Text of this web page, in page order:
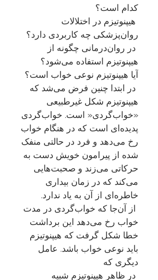
کدام است؟
هیپنوتیزم در اختلالات
روان‌پزشکی چه کاربردی دارد؟
در روان‌درمانی چگونه از
هیپنوتیزم استفاده می‌شود؟
آیا هیپنوتیزم نوعی خواب است؟
در ابتدا چنین فرض می‌شد که
هیپنوتیزم شکل غیرطبیعی
«خواب‌گردی« است. خواب‌گردی
پدیده‌ای است که در هنگام خواب
رخ می‌دهد و فرد در حالتی منفک
شده از پیرامون خویش دست به
حرکاتی می‌زند و صحبت‌هایی
می‌کند که در زمان بیداری
خاطره‌ای از آن به یاد ندارد.
از آن‌جا که خواب‌گردی در مدت
خواب رخ می‌دهد این برداشت
خطا شکل گرفت که هیپنوتیزم
باید نوعی خواب باشد. عامل
دیگری که
در ظاهر هیپنوتیزم شبیه